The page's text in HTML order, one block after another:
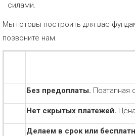
силами.
Мы готовы построить для вас
позвоните нам.
Без предоплаты. Поэтапная
Нет скрытых платежей.
Делаем в срок или